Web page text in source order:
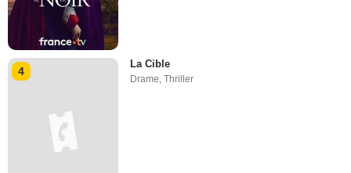
4
La Cible
Drame,Thriller